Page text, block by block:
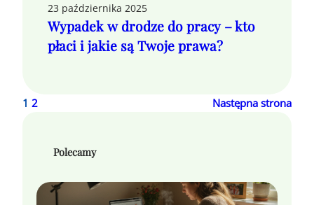
23 października 2025
Wypadek w drodze do pracy – kto
płaci i jakie są Twoje prawa?
1 2 Następna strona
Polecamy